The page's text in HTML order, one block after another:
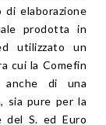
elaborazione
prodotta in
utilizzato un
cui la Comefin
anche di una
sia pure per la
del S. ed Euro